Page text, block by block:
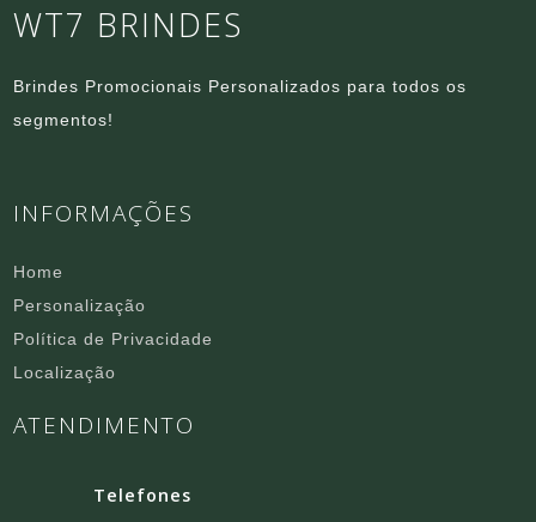
WT7 BRINDES
Brindes Promocionais Personalizados para todos os
segmentos!
INFORMAÇÕES
Home
Personalização
Política de Privacidade
Localização
ATENDIMENTO
Telefones